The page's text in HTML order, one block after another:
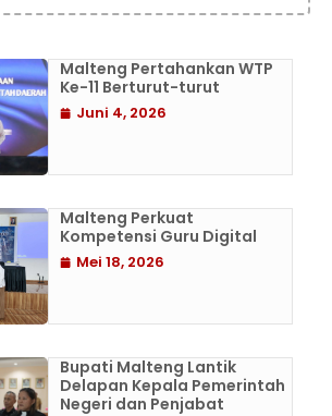
Malteng Pertahankan WTP
Ke-11 Berturut-turut
Juni 4, 2026
Malteng Perkuat
Kompetensi Guru Digital
Mei 18, 2026
Bupati Malteng Lantik
Delapan Kepala Pemerintah
Negeri dan Penjabat